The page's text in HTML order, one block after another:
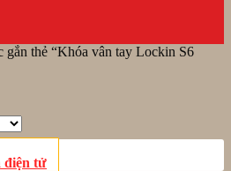
điện tử
gắn thẻ “Khóa vân tay Lockin S6